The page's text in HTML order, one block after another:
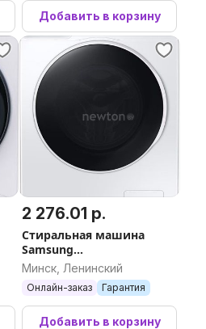
Добавить в корзину
2 276.01 р.
Стиральная машина
Samsung
WW80AG6L28WELP
Минск, Ленинский
Онлайн-заказ Гарантия
Добавить в корзину